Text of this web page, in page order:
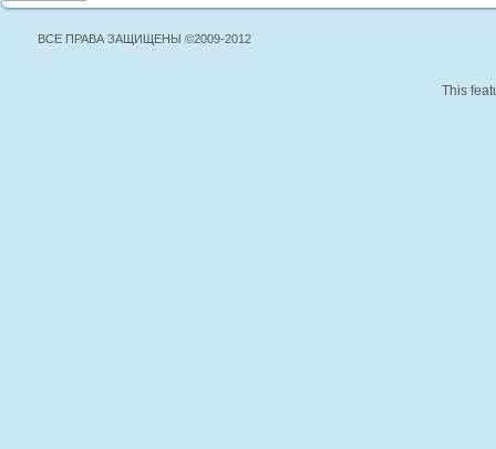
ВСЕ ПРАВА ЗАЩИЩЕНЫ ©2009-2012
This